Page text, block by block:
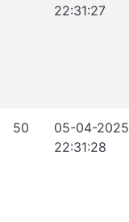
22:31:27
50
05-04-2025
22:31:28